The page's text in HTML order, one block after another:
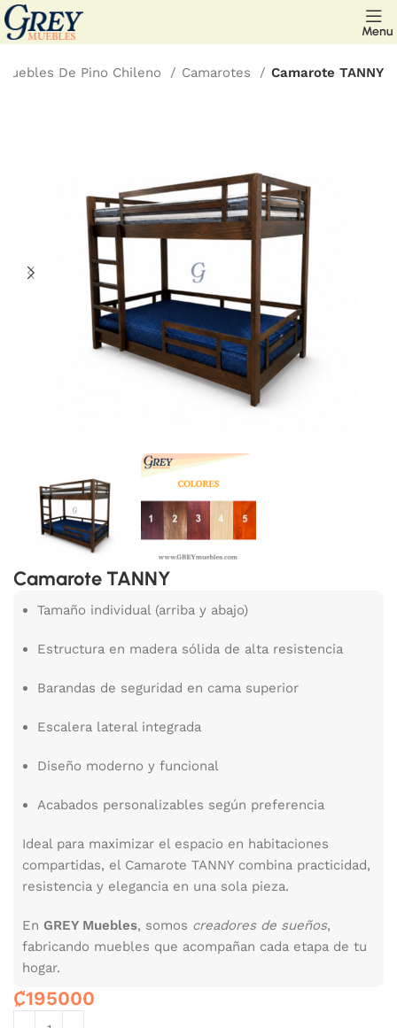
Menu
Muebles De Pino Chileno Camarotes Camarote TANNY
Camarote TANNY
Tamaño individual (arriba y abajo)
Estructura en madera sólida de alta resistencia
Barandas de seguridad en cama superior
Escalera lateral integrada
Diseño moderno y funcional
Acabados personalizables según preferencia
Ideal para maximizar el espacio en habitaciones
compartidas, el Camarote TANNY combina practicidad,
resistencia y elegancia en una sola pieza.
En GREY Muebles, somos creadores de sueños,
fabricando muebles que acompañan cada etapa de tu
hogar.
₡195000